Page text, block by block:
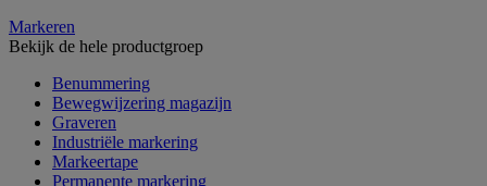
Markeren
Bekijk de hele productgroep
Benummering
Bewegwijzering magazijn
Graveren
Industriële markering
Markeertape
Permanente markering